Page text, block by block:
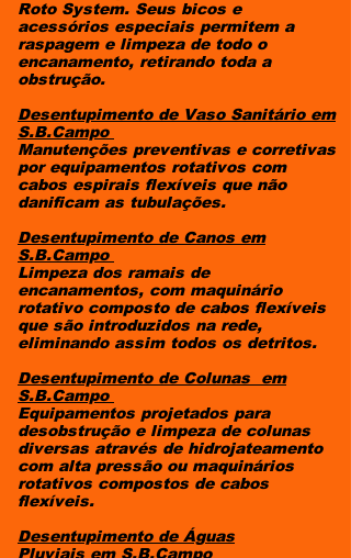
Roto System. Seus bicos e
acessórios especiais permitem a
raspagem e limpeza de todo o
encanamento, retirando toda a
obstrução.
Desentupimento de Vaso Sanitário em
S.B.Campo
Manutenções preventivas e corretivas
por equipamentos rotativos com
cabos espirais flexíveis que não
danificam as tubulações.
Desentupimento de Canos em
S.B.Campo
Limpeza dos ramais de
encanamentos, com maquinário
rotativo composto de cabos flexíveis
que são introduzidos na rede,
eliminando assim todos os detritos.
Desentupimento de Colunas em
S.B.Campo
Equipamentos projetados para
desobstrução e limpeza de colunas
diversas através de hidrojateamento
com alta pressão ou maquinários
rotativos compostos de cabos
flexíveis.
Desentupimento de Águas
Pluviais em S.B.Campo